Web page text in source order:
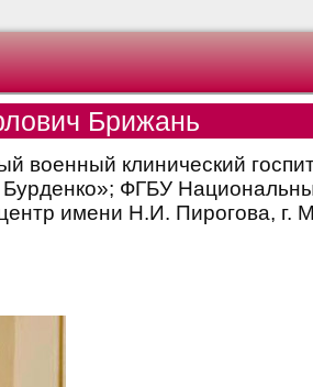
Брижань
военный клинический
ФГБУ
имени Н.И. Пирогова, г.